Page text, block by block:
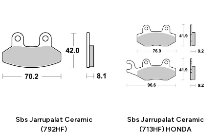
Sbs Jarrupalat Ceramic
(792HF)
Sbs Jarrupalat Ceramic
(713HF) HONDA